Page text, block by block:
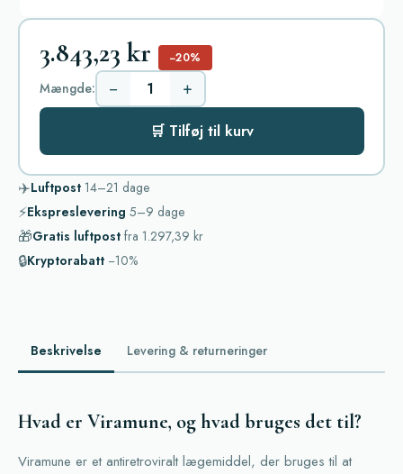
3.843,23 kr −20%
Mængde: − +
🛒 Tilføj til kurv
✈️Luftpost 14–21 dage
⚡Ekspreslevering 5–9 dage
🎁Gratis luftpost fra 1.297,39 kr
🔒Kryptorabatt −10%
Beskrivelse Levering & returneringer
Hvad er Viramune, og hvad bruges det til?
Viramune er et antiretroviralt lægemiddel, der bruges til at